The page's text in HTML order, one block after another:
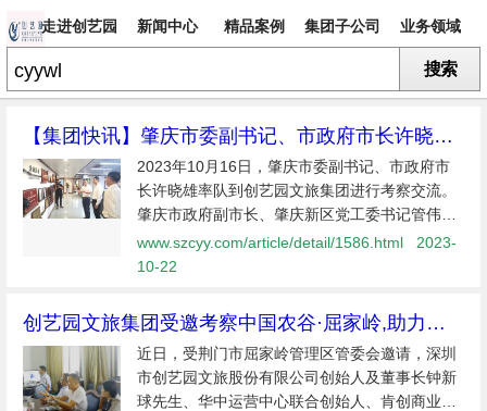
走进创艺园 新闻中心 精品案例 集团子公司 业务领域
搜索
【集团快讯】肇庆市委副书记、市政府市长许晓雄
率队到创艺园文旅集团进行考察交流
2023年10月16日，肇庆市委副书记、市政府市
长许晓雄率队到创艺园文旅集团进行考察交流。
肇庆市政府副市长、肇庆新区党工委书记管伟，
肇庆市政府秘书长姚灵炎，肇庆市投资促进中心
主任罗盛斌，肇庆市文广旅体局局长李卫明，肇
www.szcyy.com/article/detail/1586.html
2023-
10-22
创艺园文旅集团受邀考察中国农谷·屈家岭,助力文
旅产业开发升级近日，受荆门市屈家岭管理区管委会邀请，深圳
市创艺园文旅股份有限公司创始人及董事长钟新
球先生、华中运营中心联合创始人、肯创商业机